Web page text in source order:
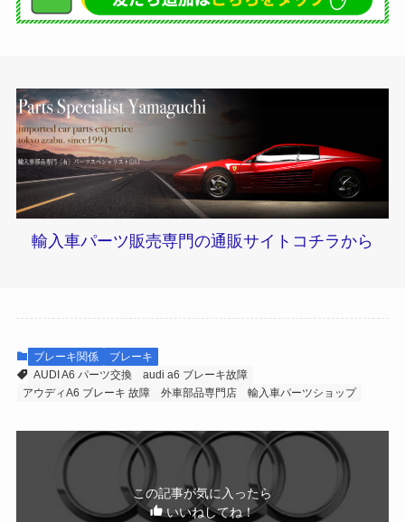
輸入車パーツ販売専門の通販サイトコチラから
ブレーキ関係
ブレーキ
AUDI A6 パーツ交換
audi a6 ブレーキ故障
アウディA6 ブレーキ 故障
外車部品専門店 輸入車パーツショップ
この記事が気に入ったら
いいねしてね！